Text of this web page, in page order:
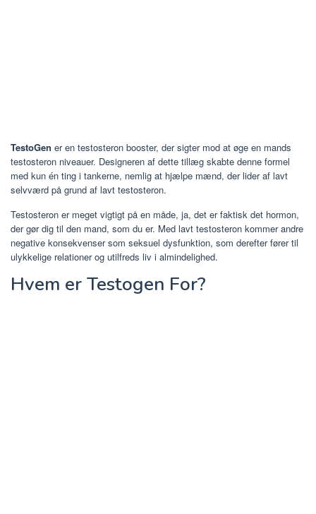
TestoGen er en testosteron booster, der sigter mod at øge en mands
testosteron niveauer. Designeren af dette tillæg skabte denne formel
med kun én ting i tankerne, nemlig at hjælpe mænd, der lider af lavt
selvværd på grund af lavt testosteron.
Testosteron er meget vigtigt på en måde, ja, det er faktisk det hormon,
der gør dig til den mand, som du er. Med lavt testosteron kommer andre
negative konsekvenser som seksuel dysfunktion, som derefter fører til
ulykkelige relationer og utilfreds liv i almindelighed.
Hvem er Testogen For?